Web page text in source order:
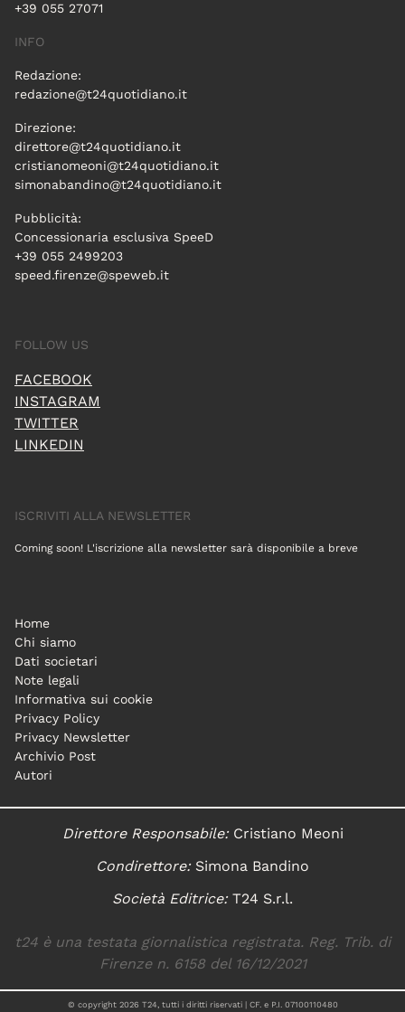
+39 055 27071
INFO
Redazione:
redazione@t24quotidiano.it
Direzione:
direttore@t24quotidiano.it
cristianomeoni@t24quotidiano.it
simonabandino@t24quotidiano.it
Pubblicità:
Concessionaria esclusiva SpeeD
+39 055 2499203
speed.firenze@speweb.it
FOLLOW US
FACEBOOK
INSTAGRAM
TWITTER
LINKEDIN
ISCRIVITI ALLA NEWSLETTER
Coming soon! L'iscrizione alla newsletter sarà disponibile a breve
Home
Chi siamo
Dati societari
Note legali
Informativa sui cookie
Privacy Policy
Privacy Newsletter
Archivio Post
Autori
Direttore Responsabile:Cristiano Meoni
Condirettore:Simona Bandino
Società Editrice:T24 S.r.l.
t24 è una testata giornalistica registrata. Reg. Trib. di
Firenze n. 6158 del 16/12/2021
© copyright 2026 T24, tutti i diritti riservati | CF. e P.I. 07100110480